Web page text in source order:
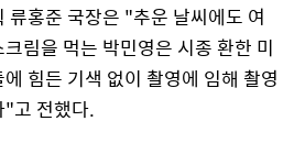
류홍준 국장은 "추운 날씨에도 여
림을 먹는 박민영은 시종 환한 미
힘든 기색 없이 촬영에 임해 촬영
"고 전했다.